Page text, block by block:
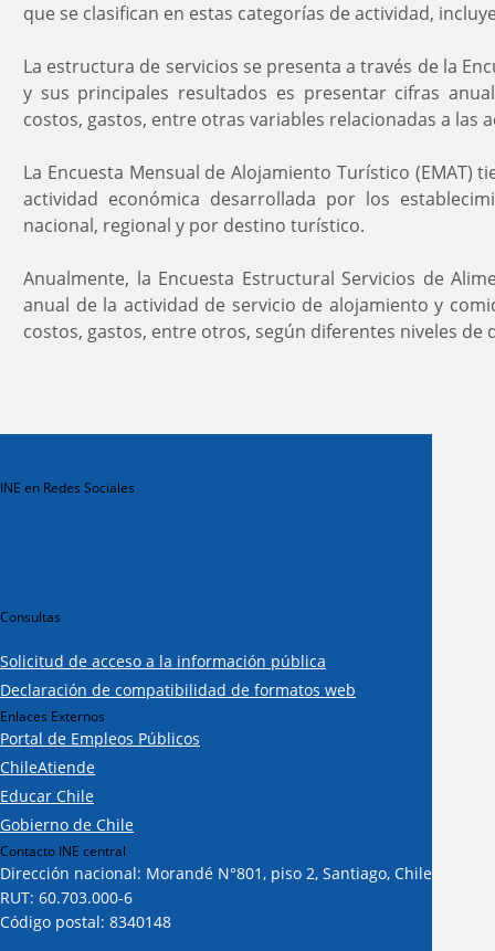
que se clasifican en estas categorías de actividad,
La estructura de servicios se presenta a través de la
y sus principales resultados es presentar cifras
costos, gastos, entre otras variables relacionadas a las
La Encuesta Mensual de Alojamiento Turístico
actividad económica desarrollada por los
nacional, regional y por destino turístico.
Anualmente, la Encuesta Estructural Servicios de
anual de la actividad de servicio de alojamiento y
costos, gastos, entre otros, según diferentes niveles de
INE en Redes Sociales
Consultas
Solicitud de acceso a la información pública
Declaración de compatibilidad de formatos web
Enlaces Externos
Portal de Empleos Públicos
ChileAtiende
Educar Chile
Gobierno de Chile
Contacto INE central
Dirección nacional: Morandé N°801, piso 2, Santiago, Chile
RUT: 60.703.000-6
Código postal: 8340148